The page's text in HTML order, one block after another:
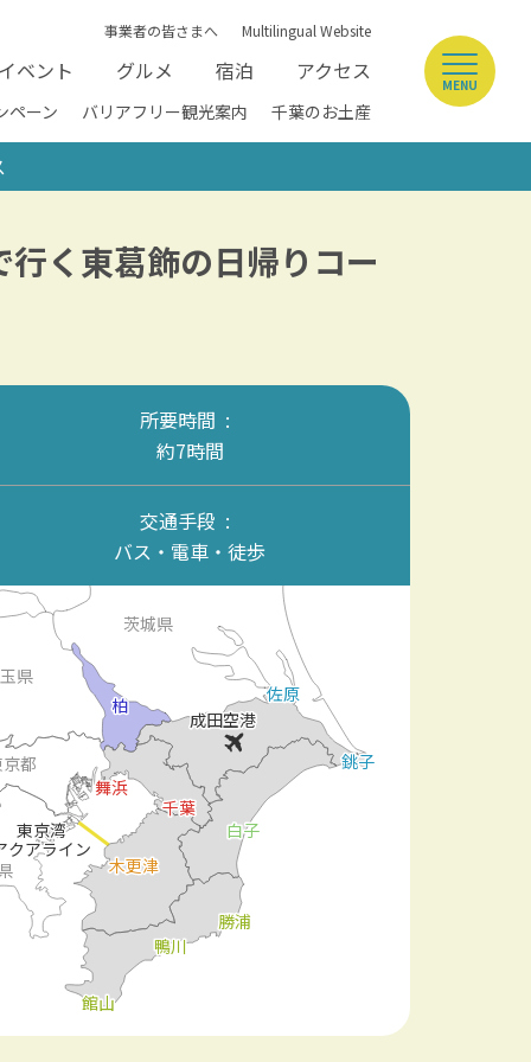
事業者の皆さまへ Multilingual Website
ベント グルメ 宿泊 アクセス
ペーン バリアフリー観光案内 千葉のお土産
MENU
く東葛飾の日帰りコー
所要時間
約7時間
交通手段
バス・電車・徒歩